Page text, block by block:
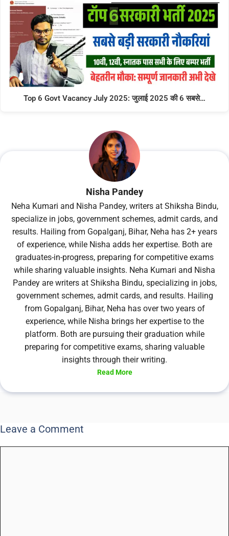
Top 6 Govt Vacancy July 2025: जुलाई 2025 की 6 सबसे…
Nisha Pandey
Neha Kumari and Nisha Pandey, writers at Shiksha Bindu,
specialize in jobs, government schemes, admit cards, and
results. Hailing from Gopalganj, Bihar, Neha has 2+ years
of experience, while Nisha adds her expertise. Both are
graduates-in-progress, preparing for competitive exams
while sharing valuable insights. Neha Kumari and Nisha
Pandey are writers at Shiksha Bindu, specializing in jobs,
government schemes, admit cards, and results. Hailing
from Gopalganj, Bihar, Neha has over two years of
experience, while Nisha brings her expertise to the
platform. Both are pursuing their graduation while
preparing for competitive exams, sharing valuable
insights through their writing.
Read More
Leave a Comment